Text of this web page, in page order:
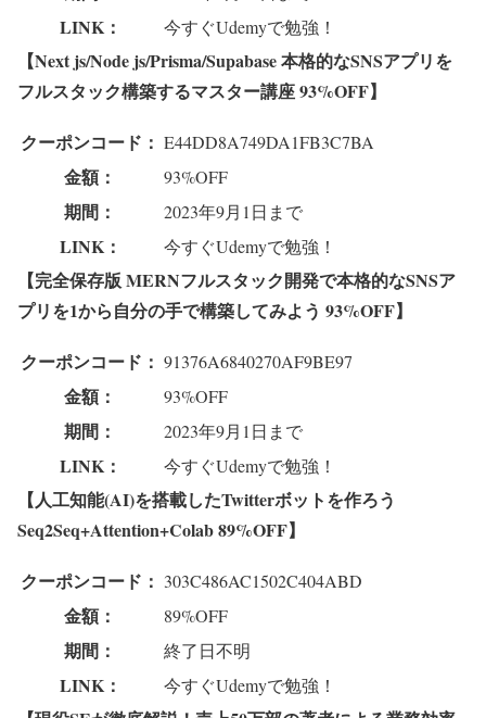
LINK： 今すぐUdemyで勉強！
【Next js/Node js/Prisma/Supabase 本格的なSNSアプリを
フルスタック構築するマスター講座 93%OFF】
クーポンコード： E44DD8A749DA1FB3C7BA
金額： 93%OFF
期間： 2023年9月1日まで
LINK： 今すぐUdemyで勉強！
【完全保存版 MERNフルスタック開発で本格的なSNSア
プリを1から自分の手で構築してみよう 93%OFF】
クーポンコード： 91376A6840270AF9BE97
金額： 93%OFF
期間： 2023年9月1日まで
LINK： 今すぐUdemyで勉強！
【人工知能(AI)を搭載したTwitterボットを作ろう
Seq2Seq+Attention+Colab89%OFF】
クーポンコード： 303C486AC1502C404ABD
金額： 89%OFF
期間： 終了日不明
LINK： 今すぐUdemyで勉強！